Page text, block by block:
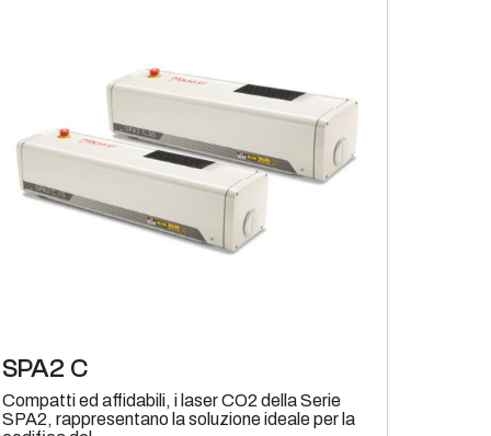
SPA2 C
Compatti ed affidabili, i laser CO2 della Serie
SPA2, rappresentano la soluzione ideale per la